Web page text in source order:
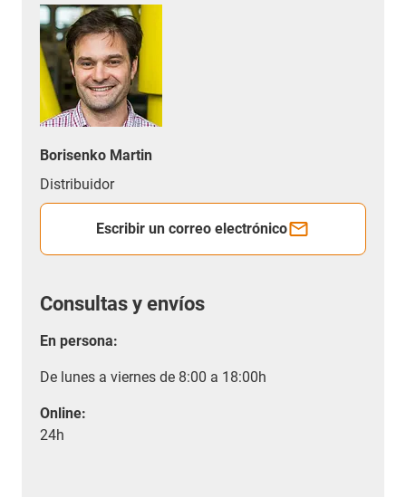
Borisenko Martin
Distribuidor
Escribir un correo electrónico
Consultas y envíos
En persona:
De lunes a viernes de 8:00 a 18:00h
Online:
24h